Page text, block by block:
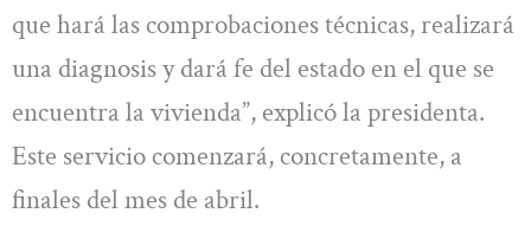
que hará las comprobaciones técnicas, realizará
una diagnosis y dará fe del estado en el que se
encuentra la vivienda”, explicó la presidenta.
Este servicio comenzará, concretamente, a
finales del mes de abril.